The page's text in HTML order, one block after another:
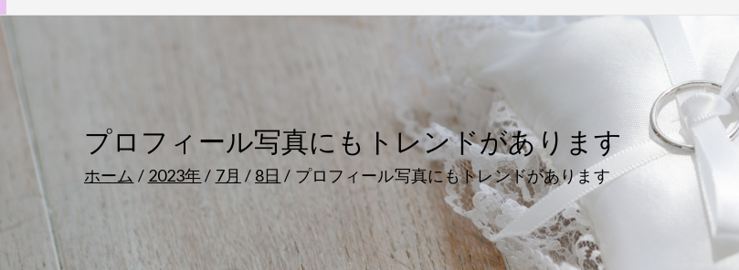
プロフィール写真にもトレンドがあります
ホーム 2023年 7月 8日 プロフィール写真にもトレンドがあります